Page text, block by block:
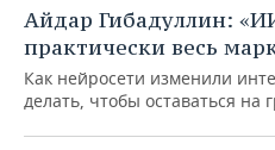
Айдар Гибадуллин:
практически весь
Как нейросети изменили
делать, чтобы оставаться на